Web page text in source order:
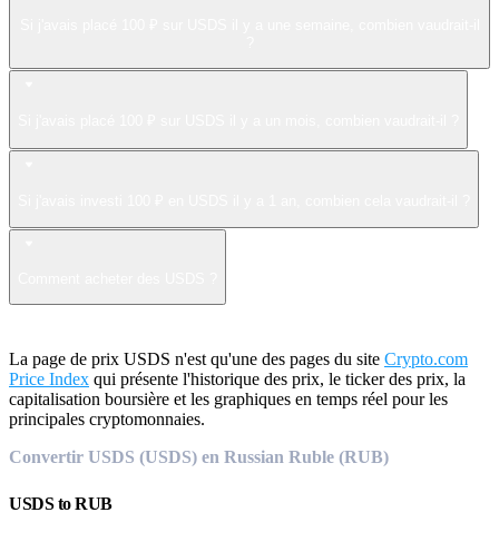
La page de prix USDS n'est qu'une des pages du site Crypto.com
Price Index qui présente l'historique des prix, le ticker des prix, la
capitalisation boursière et les graphiques en temps réel pour les
principales cryptomonnaies.
Convertir USDS (USDS) en Russian Ruble (RUB)
USDStoRUB